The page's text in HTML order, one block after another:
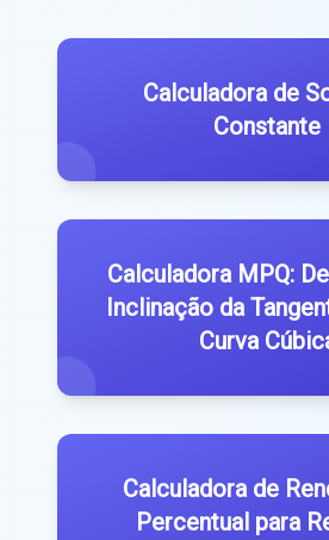
Calculadora de
Constante
Calculadora MPQ:
Inclinação da
Curva
Calculadora de
Percentual para